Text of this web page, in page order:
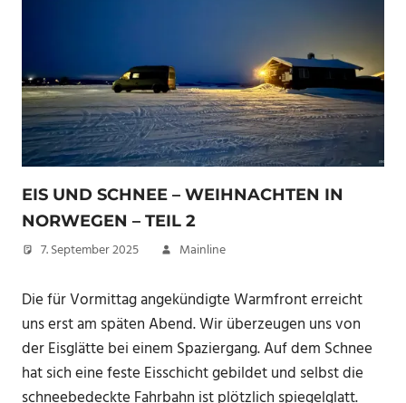
EIS UND SCHNEE – WEIHNACHTEN IN
NORWEGEN – TEIL 2
7. September 2025 Mainline
Die für Vormittag angekündigte Warmfront erreicht
uns erst am späten Abend. Wir überzeugen uns von
der Eisglätte bei einem Spaziergang. Auf dem Schnee
hat sich eine feste Eisschicht gebildet und selbst die
schneebedeckte Fahrbahn ist plötzlich spiegelglatt.